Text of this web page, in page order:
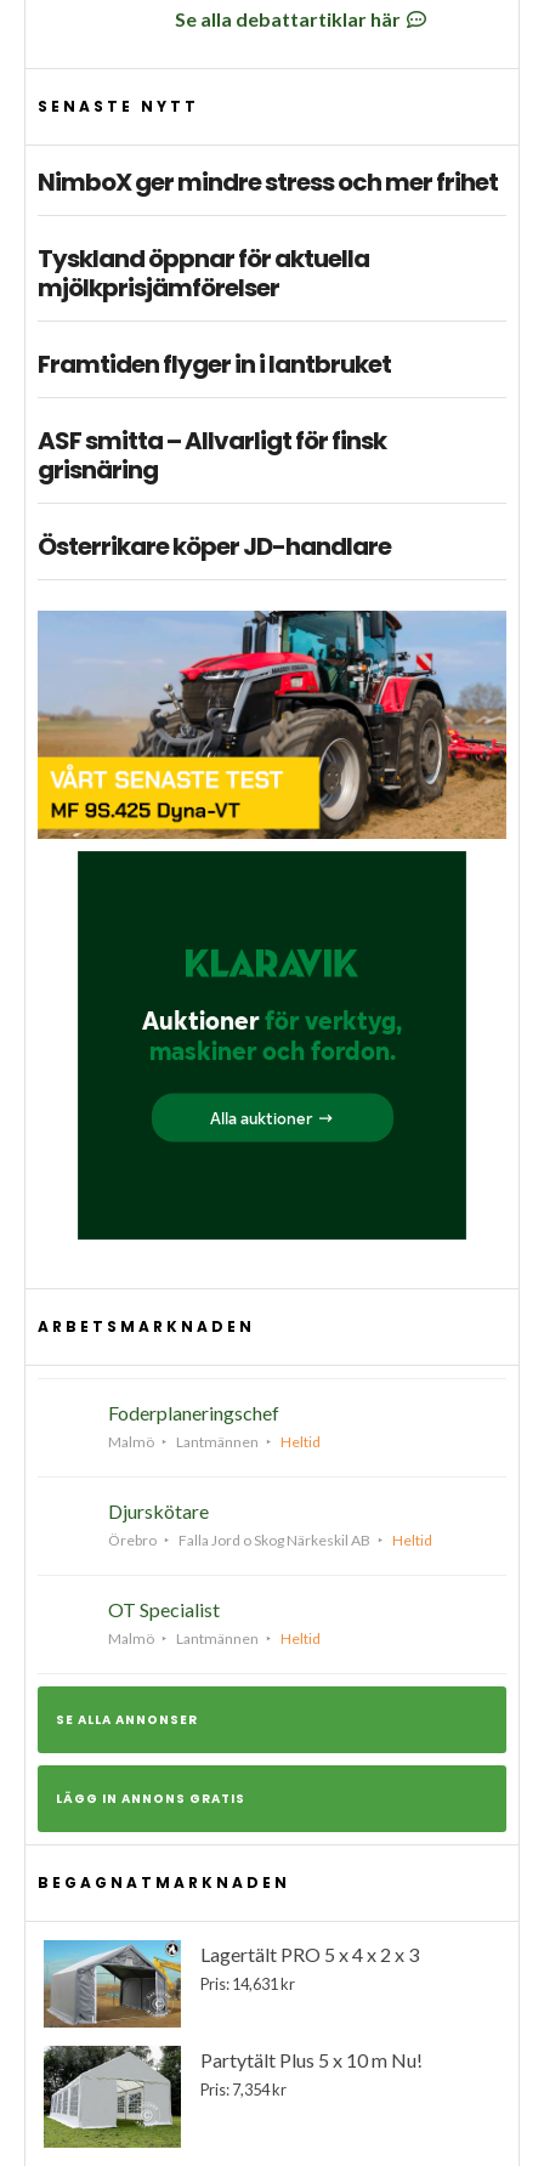
Se alla debattartiklar här
SENASTE NYTT
NimboX ger mindre stress och mer frihet
Tyskland öppnar för aktuella
mjölkprisjämförelser
Framtiden flyger in i lantbruket
ASF smitta – Allvarligt för finsk
grisnäring
Österrikare köper JD-handlare
ARBETSMARKNADEN
Foderplaneringschef
Malmö Lantmännen Heltid
Djurskötare
Örebro Falla Jord o Skog Närkeskil AB Heltid
OT Specialist
Malmö Lantmännen Heltid
SE ALLA ANNONSER
LÄGG IN ANNONS GRATIS
BEGAGNATMARKNADEN
Lagertält PRO 5 x 4 x 2 x 3
Pris: 14,631 kr
Partytält Plus 5 x 10 m Nu!
Pris: 7,354 kr